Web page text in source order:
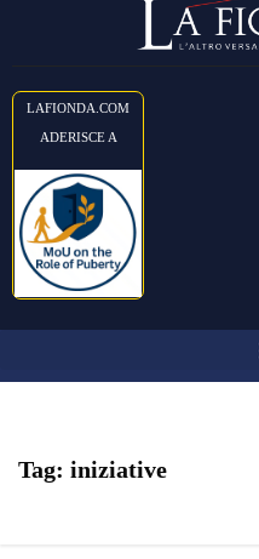
LAFIONDA.COM
ADERISCE A
Tag: iniziative